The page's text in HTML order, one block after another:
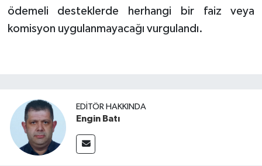
ödemeli desteklerde herhangi bir faiz veya
komisyon uygulanmayacağı vurgulandı.
EDITÖR HAKKINDA
Engin Batı